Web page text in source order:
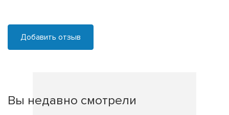
Добавить отзыв
Вы недавно смотрели